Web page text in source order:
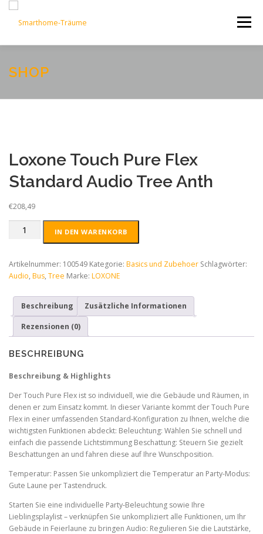
springen
Menü
START
SHOP
Loxone Touch Pure Flex
Standard Audio Tree Anth
€208,49
Loxone
Flex
Standard
Tree
Anth
Menge
IN DEN WARENKORB
Artikelnummer: 100549 Kategorie: Basics und Zubehoer Schlagwörter:
Audio, Bus, Tree Marke: LOXONE
Beschreibung Zusätzliche Informationen
Rezensionen (0)
BESCHREIBUNG
Beschreibung & Highlights
Der Touch Pure Flex ist so individuell, wie die Gebäude und Räumen, in
denen er zum Einsatz kommt. In dieser Variante kommt der Touch Pure
Flex in einer umfassenden Standard-Konfiguration zu Ihnen, welche die
wichtigsten Funktionen abdeckt: Beleuchtung: Wählen Sie schnell und
einfach die passende Lichtstimmung Beschattung: Steuern Sie gezielt
Beschattungen an und fahren diese auf Ihre Wunschposition.
Temperatur: Passen Sie unkompliziert die Temperatur an Party-Modus:
Gute Laune per Tastendruck.
Starten Sie eine individuelle Party‑Beleuchtung sowie Ihre
Lieblingsplaylist – verknüpfen Sie unkompliziert alle Funktionen, um Ihr
Gebäude in Feierlaune zu bringen Audio: Regulieren Sie die Lautstärke,